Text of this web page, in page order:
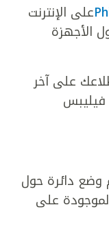
على الإنترنت
الأجهزة
على آخر
فيليبس
وضع دائرة حول
على